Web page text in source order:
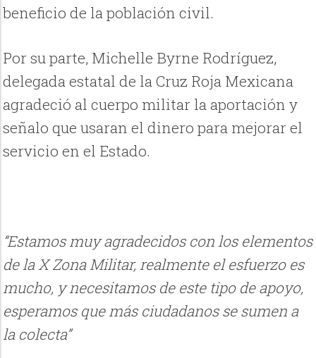
beneficio de la población civil.
Por su parte, Michelle Byrne Rodríguez,
delegada estatal de la Cruz Roja Mexicana
agradeció al cuerpo militar la aportación y
señalo que usaran el dinero para mejorar el
servicio en el Estado.
“Estamos muy agradecidos con los elementos
de la X Zona Militar, realmente el esfuerzo es
mucho, y necesitamos de este tipo de apoyo,
esperamos que más ciudadanos se sumen a
la colecta”